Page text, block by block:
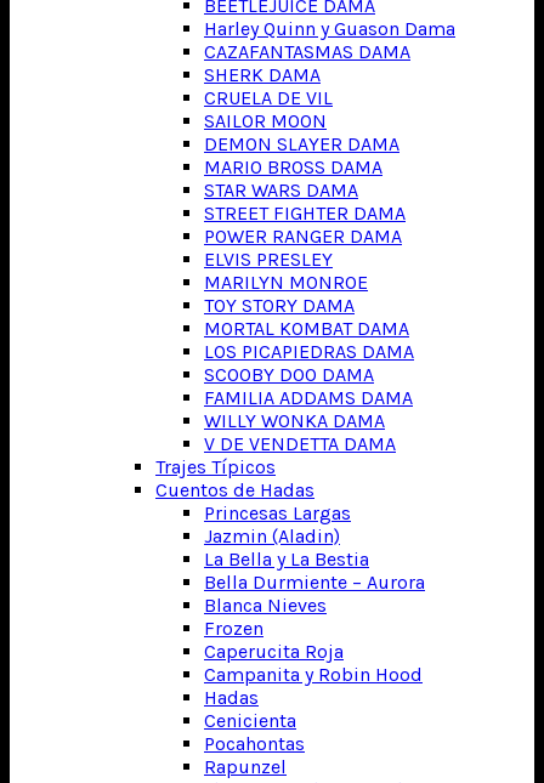
BEETLEJUICE DAMA
Harley Quinn y Guason Dama
CAZAFANTASMAS DAMA
SHERK DAMA
CRUELA DE VIL
SAILOR MOON
DEMON SLAYER DAMA
MARIO BROSS DAMA
STAR WARS DAMA
STREET FIGHTER DAMA
POWER RANGER DAMA
ELVIS PRESLEY
MARILYN MONROE
TOY STORY DAMA
MORTAL KOMBAT DAMA
LOS PICAPIEDRAS DAMA
SCOOBY DOO DAMA
FAMILIA ADDAMS DAMA
WILLY WONKA DAMA
V DE VENDETTA DAMA
Trajes Típicos
Cuentos de Hadas
Princesas Largas
Jazmin (Aladin)
La Bella y La Bestia
Bella Durmiente – Aurora
Blanca Nieves
Frozen
Caperucita Roja
Campanita y Robin Hood
Hadas
Cenicienta
Pocahontas
Rapunzel